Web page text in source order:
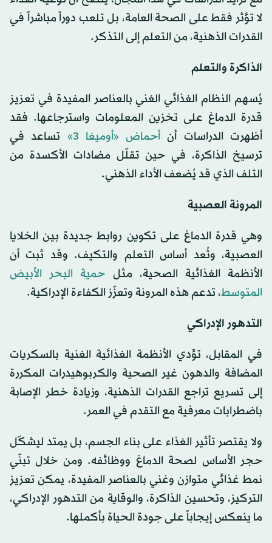
لا تؤثر فقط على الصحة العامة، بل تلعب دوراً مباشراً في
القدرات الذهنية، من التعلم إلى التذكر.
الذاكرة والتعلم
يُسهم النظام الغذائي الغني بالعناصر المفيدة في تعزيز
قدرة الدماغ على تخزين المعلومات واسترجاعها. فقد
أظهرت الدراسات أنأحماض «أوميغا 3»
تساعد في
ترسيخ الذاكرة، في حين تقلّل مضادات الأكسدة من
التلف الذي قد يُضعف الأداء الذهني.
المرونة العصبية
وهي قدرة الدماغ على تكوين روابط جديدة بين الخلايا
العصبية، وتُعد أساس التعلم والتكيف. وقد ثبت أن
الأنظمة الغذائية الصحية، مثل حمية البحر الأبيض
المتوسط، تدعم هذه المرونة وتعزّز الكفاءة الإدراكية.
التدهور الإدراكي
في المقابل، تؤدي الأنظمة الغذائية الغنية بالسكريات
المضافة والدهون غير الصحية والكربوهيدرات المكررة
إلى تسريع تراجع القدرات الذهنية، وزيادة خطر الإصابة
باضطرابات معرفية مع التقدم في العمر.
ولا يقتصر تأثير الغذاء على بناء الجسم، بل يمتد ليشكّل
حجر الأساس لصحة الدماغ ووظائفه. ومن خلال تبنّي
نمط غذائي متوازن وغني بالعناصر المفيدة، يمكن تعزيز
التركيز، وتحسين الذاكرة، والوقاية من التدهور الإدراكي،
ما ينعكس إيجاباً على جودة الحياة بأكملها.